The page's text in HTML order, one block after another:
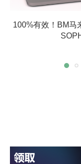
100%有效！BM马